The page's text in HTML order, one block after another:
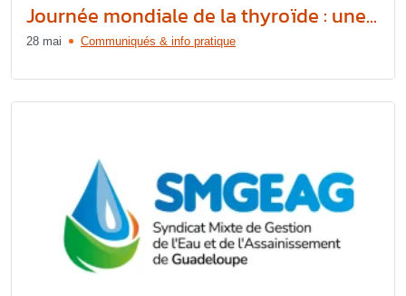
Journée mondiale de la thyroïde : une...
28 mai Communiqués & info pratique